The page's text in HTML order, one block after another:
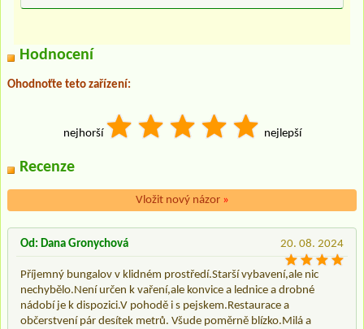
Hodnocení
Ohodnoťte teto zařízení:
nejhorší nejlepší
Recenze
Vložit nový názor »
20. 08. 2024
Od: Dana Gronychová
Příjemný bungalov v klidném prostředí.Starší vybavení,ale nic
nechybělo.Není určen k vaření,ale konvice a lednice a drobné
nádobí je k dispozici.V pohodě i s pejskem.Restaurace a
občerstvení pár desítek metrů. Všude poměrně blízko.Milá a